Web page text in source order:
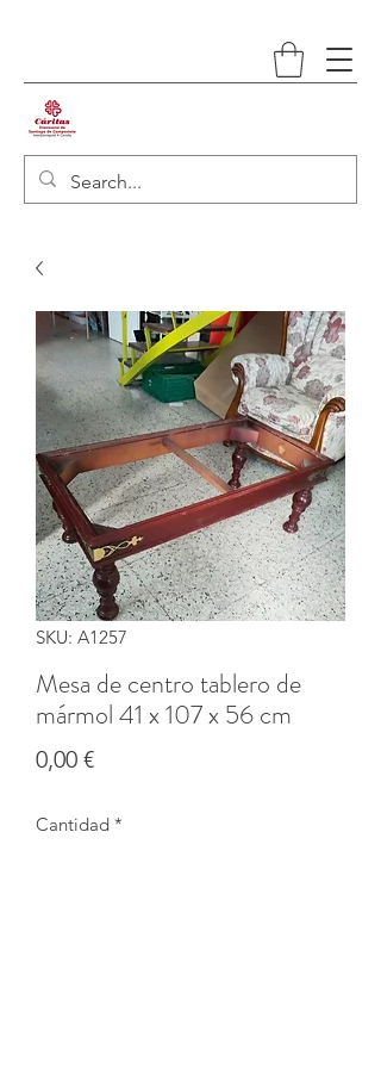
SKU: A1257
Mesa de centro tablero de
mármol 41 x 107 x 56 cm
0,00 €Precio
Cantidad *